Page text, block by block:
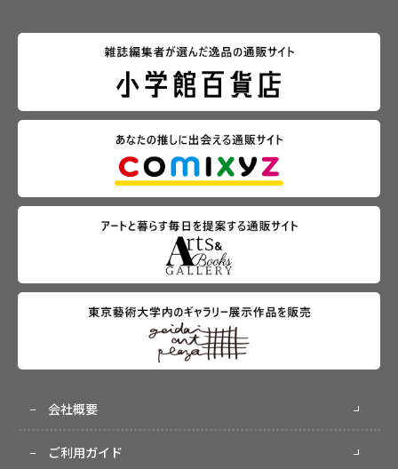
会社概要
ご利用ガイド